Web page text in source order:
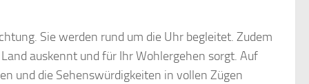
Sie werden rund um die Uhr begleitet. Zudem
auskennt und für Ihr Wohlergehen sorgt. Auf
und die Sehenswürdigkeiten in vollen Zügen